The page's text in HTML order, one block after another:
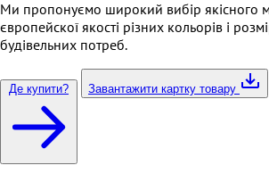
Ми пропонуємо широкий вибір якісного
європейскої якості різних кольорів і
будівельних потреб.
Де купити? Завантажити картку товару